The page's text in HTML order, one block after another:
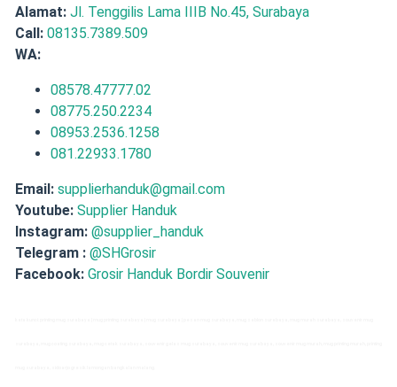
Alamat: Jl. Tenggilis Lama IIIB No.45, Surabaya
Call: 08135.7389.509
WA:
08578.47777.02
08775.250.2234
08953.2536.1258
081.22933.1780
Email: supplierhanduk@gmail.com
Youtube: Supplier Handuk
Instagram: @supplier_handuk
Telegram : @SHGrosir
Facebook: Grosir Handuk Bordir Souvenir